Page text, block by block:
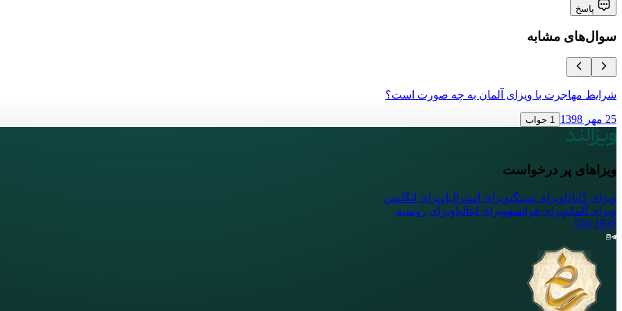
پاسخ
سوال‌های مشابه
شرایط مهاجرت با ویزای آلمان به چه صورت است؟
25 مهر 1398 1 جواب
ویزاهای پر درخواست
ویزای کانادا ویزای شینگنویزای استرالیاویزای انگلیس
ویزای آلمانویزای فرانسهویزای ایتالیاویزای روسیه
1836